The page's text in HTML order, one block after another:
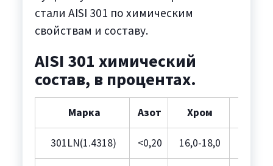
стали AISI 301 по химическим
свойствам и составу.
AISI 301 химический
состав, в процентах.
Марка Азот Хром
301LN(1.4318) <0,20 16,0-18,0